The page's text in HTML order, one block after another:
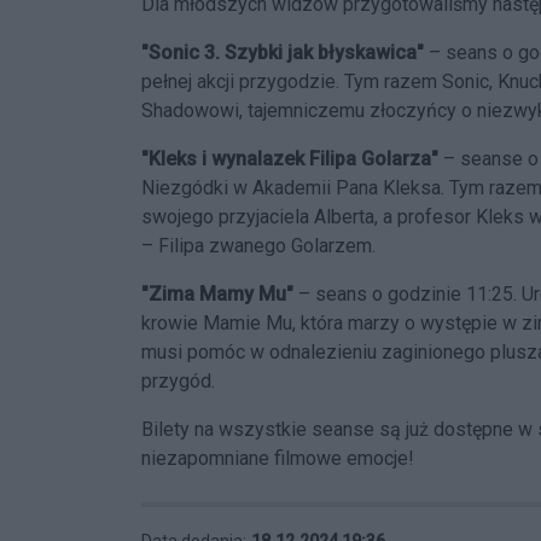
"Sonic 3. Szybki jak błyskawica" – seans o
pełnej akcji przygodzie. Tym razem Sonic,
Shadowowi, tajemniczemu złoczyńcy o
"Kleks i wynalazek Filipa Golarza" – seanse
Niezgódki w Akademii Pana Kleksa. Tym
swojego przyjaciela Alberta, a profesor Kleks
– Filipa zwanego Golarzem.
"Zima Mamy Mu" – seans o godzinie 11:25.
krowie Mamie Mu, która marzy o występie w
musi pomóc w odnalezieniu zaginionego
przygód.
Bilety na wszystkie seanse są już dostępne w
niezapomniane filmowe emocje!